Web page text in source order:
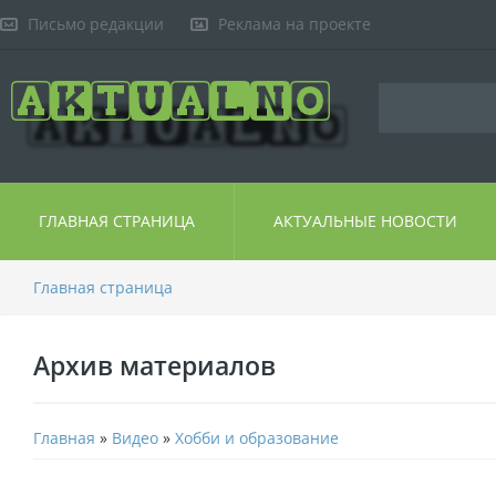
Письмо редакции Реклама на проекте
ГЛАВНАЯ СТРАНИЦА АКТУАЛЬНЫЕ НОВОСТИ
Главная страница
Архив материалов
Главная » Видео » Хобби и образование